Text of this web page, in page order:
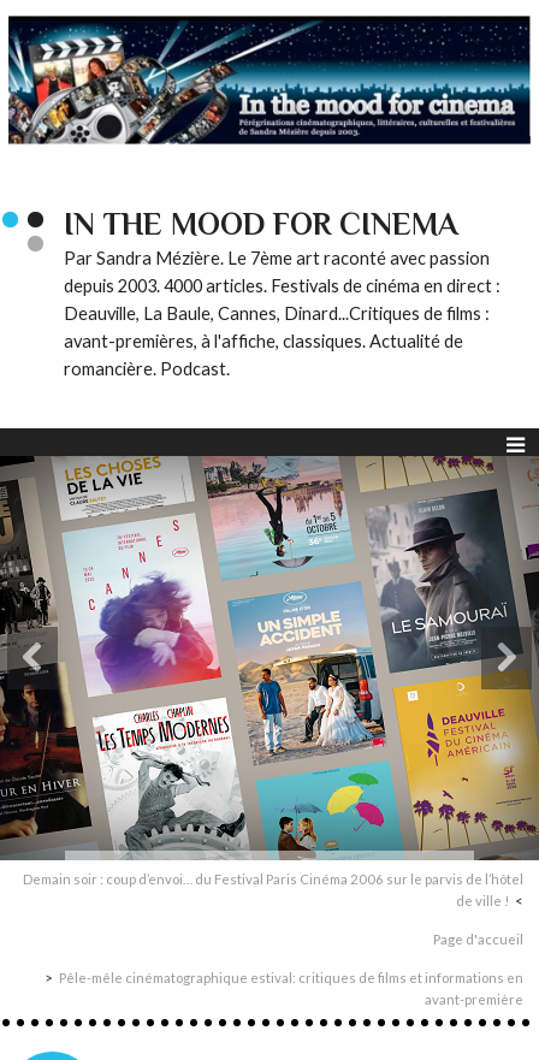
IN THE MOOD FOR CINEMA
Par Sandra Mézière. Le 7ème art raconté avec passion
depuis 2003. 4000 articles. Festivals de cinéma en direct :
Deauville, La Baule, Cannes, Dinard...Critiques de films :
avant-premières, à l'affiche, classiques. Actualité de
romancière. Podcast.
Demain soir : coup d’envoi… du Festival Paris Cinéma 2006 sur le parvis de l’hôtel
de ville !
Page d'accueil
Pêle-mêle cinématographique estival: critiques de films et informations en
avant-première